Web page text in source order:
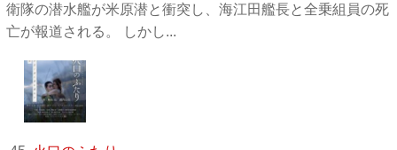
衛隊の潜水艦が米原潜と衝突し、海江田艦長と全乗組員の死
亡が報道される。 しかし...